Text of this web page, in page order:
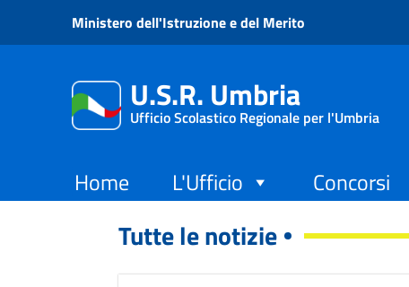
Vai ai contenuti
Vai al menu di navigazione
Ministero dell'Istruzione e del Merito
U.S.R. Umbria
Ufficio Scolastico Regionale per l'Umbria
Home L'Ufficio Concorsi
Tutte le notizie